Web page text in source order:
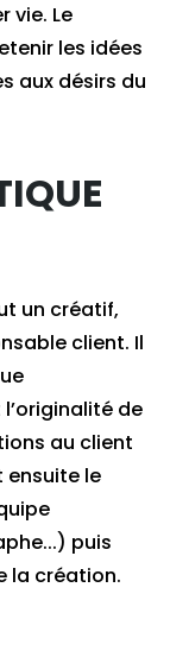
vie. Le
les idées
aux désirs du
un créatif,
client. Il
de
au client
ensuite le
puis
la création.